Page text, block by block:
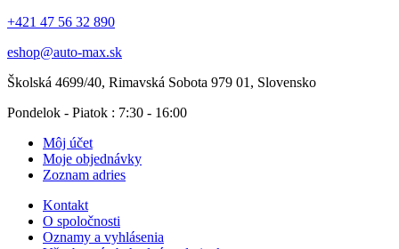
+421 47 56 32 890
eshop@auto-max.sk
Školská 4699/40, Rimavská Sobota 979 01, Slovensko
Pondelok - Piatok : 7:30 - 16:00
Môj účet
Moje objednávky
Zoznam adries
Kontakt
O spoločnosti
Oznamy a vyhlásenia